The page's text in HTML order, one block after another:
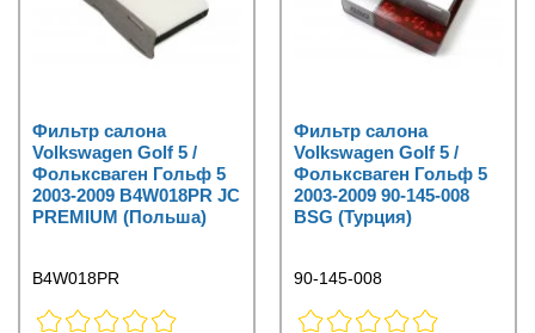
Фильтр салона
Volkswagen Golf 5 /
Фольксваген Гольф 5
2003-2009 B4W018PR JC
PREMIUM (Польша)
B4W018PR
Фильтр салона
Volkswagen Golf 5 /
Фольксваген Гольф 5
2003-2009 90-145-008
BSG (Турция)
90-145-008